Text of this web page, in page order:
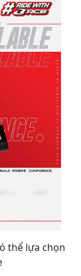
thể lựa chọn